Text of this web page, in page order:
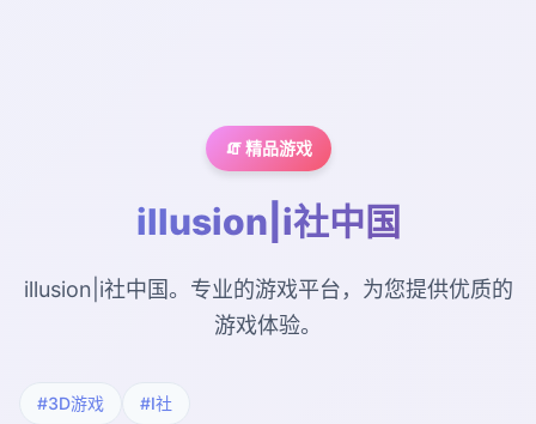
🧯 精品游戏
illusion|i社中国
illusion|i社中国。专业的游戏平台，为您提供优质的
游戏体验。
#3D游戏 #I社